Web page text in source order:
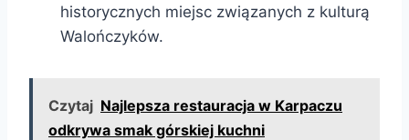
historycznych miejsc związanych z kulturą
Walończyków.
Czytaj Najlepsza restauracja w Karpaczu
odkrywa smak górskiej kuchni